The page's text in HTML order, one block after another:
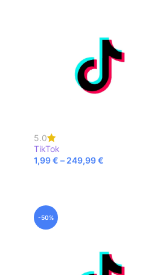
5.0
TikTok
1,99€ – 249,99€
-50%